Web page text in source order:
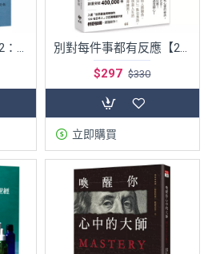
別對每件事都有反應2：不執著的練習
別對每件事都有反應【2025限量暢銷特典版】：淡泊一點也無妨，活出快意人生的99個禪練習！
$297 $330
立即購買